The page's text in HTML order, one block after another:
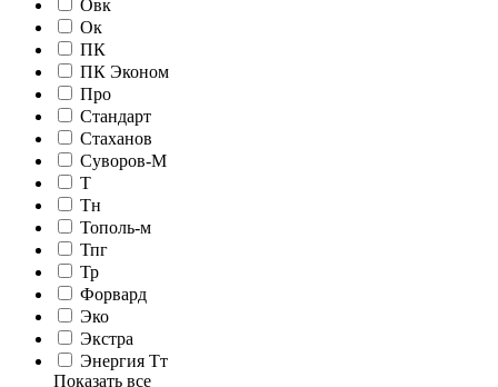
Овк
Ок
ПК
ПК Эконом
Про
Стандарт
Стаханов
Суворов-М
Т
Тн
Тополь-м
Тпг
Тр
Форвард
Эко
Экстра
Энергия Тт
Показать все